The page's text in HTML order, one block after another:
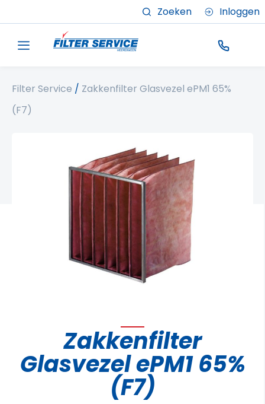
Zoeken Inloggen
Filter Service / Zakkenfilter Glasvezel ePM1 65%
(F7)
Zakkenfilter
Glasvezel ePM1 65%
(F7)